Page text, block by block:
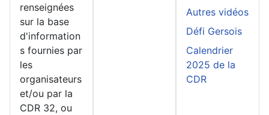
renseignées
sur la base
d'information
s fournies par
les
organisateurs
et/ou par la
CDR 32, ou
Autres vidéos
Défi Gersois
Calendrier
2025 de la
CDR